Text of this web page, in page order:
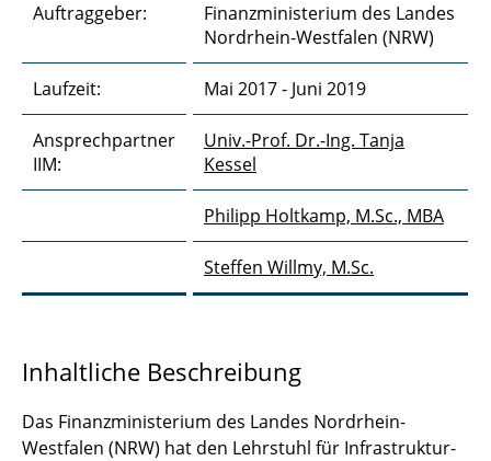
BKS-Tool im Auftrag der BImA
Ersatzneubau Kleine Schleuse Kiel
FBP NRW
GEnRe NWI
Gründung der Autobahn GmbH
HZI Braunschweig
Klinikum Braunschweig
Leitfaden Großprojekte
Auftraggeber:
Finanzministerium des Landes
Nordrhein-Westfalen (NRW)
Laufzeit: Mai 2017 - Juni 2019
Ansprechpartner
IIM:
Univ.-Prof. Dr.-Ing. Tanja
Kessel
Philipp Holtkamp, M.Sc., MBA
Steffen Willmy, M.Sc.
Inhaltliche Beschreibung
Das Finanzministerium des Landes Nordrhein-
Westfalen (NRW) hat den Lehrstuhl für Infrastruktur-